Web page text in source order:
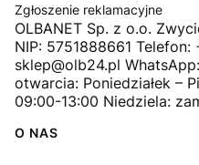
Zgłoszenie reklamacyjne
OLBANET Sp. z o.o.
NIP: 5751888661
sklep@olb24.pl
otwarcia: Poniedziałek –
09:00-13:00 Niedziela:
O NAS